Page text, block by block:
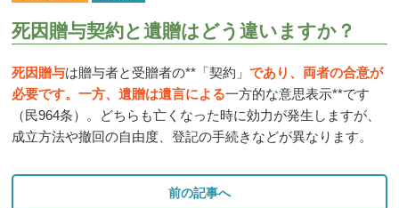
死因贈与契約と遺贈はどう違いますか？
死因贈与は贈与者と受贈者の** 「契約」であり、両者の合意が
必要です。一方、遺贈は遺言による一方的な意思表示**です
（民964条）。どちらも亡くなった時に効力が発生しますが、
成立方法や撤回の自由度、登記の手続きなどが異なります。
前の記事へ